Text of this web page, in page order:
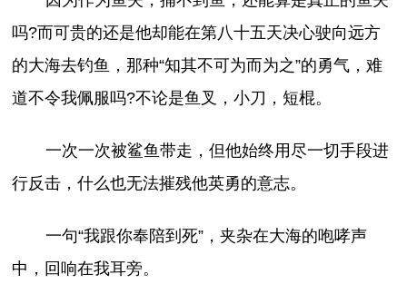
吗?而可贵的还是他却能在第八十五天决心驶向远方
的大海去钓鱼，那种“知其不可为而为之”的勇气，难
道不令我佩服吗?不论是鱼叉，小刀，短棍。
一次一次被鲨鱼带走，但他始终用尽一切手段进
行反击，什么也无法摧残他英勇的意志。
一句“我跟你奉陪到死”，夹杂在大海的咆哮声
中，回响在我耳旁。